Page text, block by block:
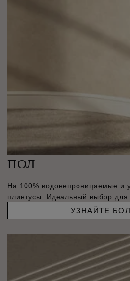
ПОЛ
На 100% водонепроницаемые и
плинтусы. Идеальный выбор для
УЗНАЙТЕ